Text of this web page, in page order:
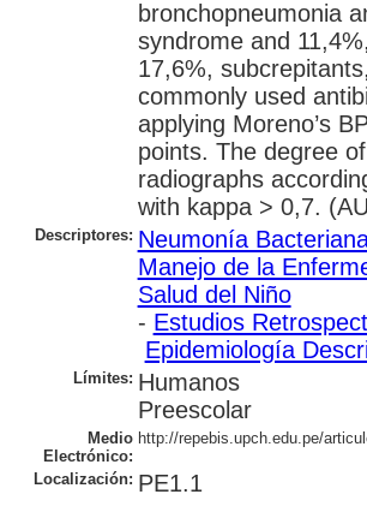
bronchopneumonia
syndrome and
17,6%,
commonly used
applying Moreno’s
points. The degree
radiographs
with kappa > 0,7.
Descriptores: Neumonía
Manejo de la
Salud del Niño
- Estudios
Epidemiología
Límites: Humanos
Preescolar
Medio
Electrónico:
http://repebis.upch.edu.pe/
Localización: PE1.1